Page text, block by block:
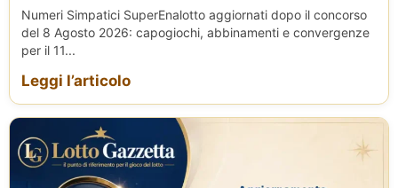
Numeri Simpatici SuperEnalotto aggiornati dopo il concorso
del 8 Agosto 2026: capogiochi, abbinamenti e convergenze
per il 11...
Leggi l’articolo